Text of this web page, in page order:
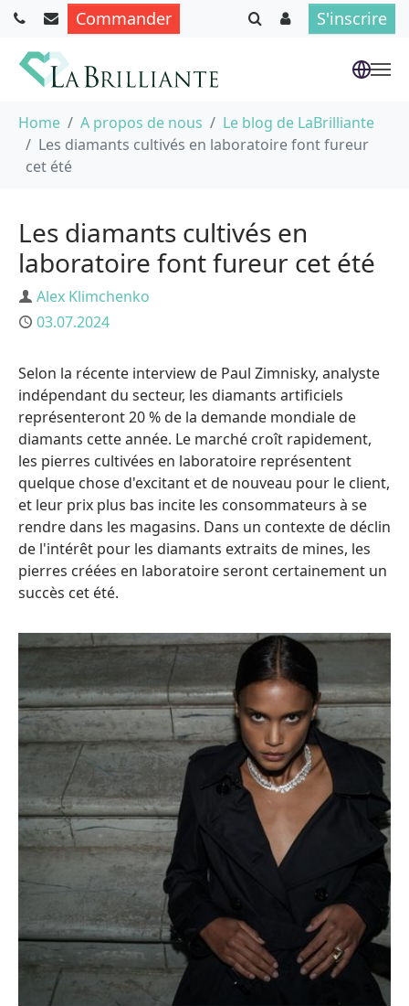
Commander S'inscrire
Home A propos de nous
Le blog de LaBrilliante
Les diamants cultivés en laboratoire font fureur
cet été
Les diamants cultivés en
laboratoire font fureur cet été
Auteur
Alex Klimchenko
Publié
03.07.2024
Selon la récente interview de Paul Zimnisky, analyste
indépendant du secteur, les diamants artificiels
représenteront 20 % de la demande mondiale de
diamants cette année. Le marché croît rapidement,
les pierres cultivées en laboratoire représentent
quelque chose d'excitant et de nouveau pour le client,
et leur prix plus bas incite les consommateurs à se
rendre dans les magasins. Dans un contexte de déclin
de l'intérêt pour les diamants extraits de mines, les
pierres créées en laboratoire seront certainement un
succès cet été.